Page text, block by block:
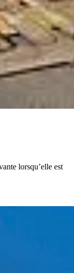
lorsqu’elle est